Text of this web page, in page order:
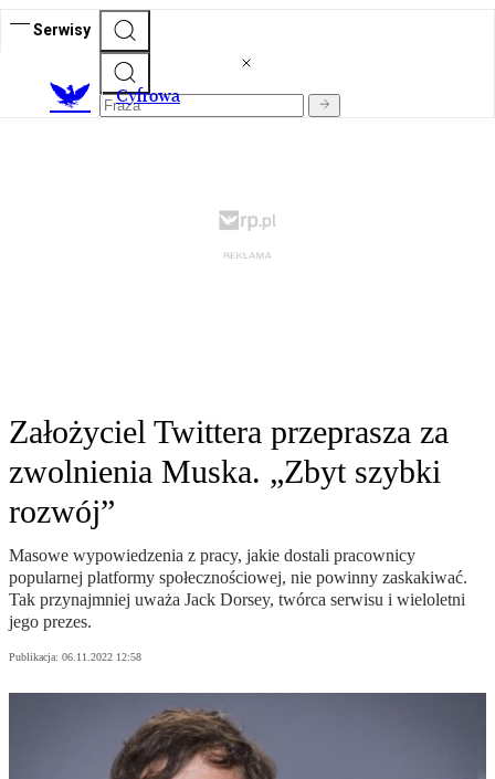
Serwisy
Cyfrowa
Założyciel Twittera przeprasza za
zwolnienia Muska. „Zbyt szybki
rozwój”
Masowe wypowiedzenia z pracy, jakie dostali pracownicy
popularnej platformy społecznościowej, nie powinny zaskakiwać.
Tak przynajmniej uważa Jack Dorsey, twórca serwisu i wieloletni
jego prezes.
Publikacja: 06.11.2022 12:58